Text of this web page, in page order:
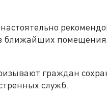
ближайших
граждан
служб.